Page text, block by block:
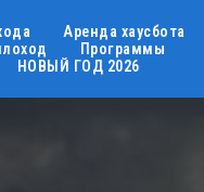
Аренда хаусбота
Программы
НОВЫЙ ГОД 2026